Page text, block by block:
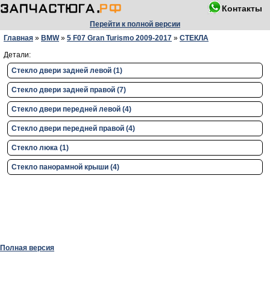
Контакты
Перейти к полной версии
Главная » BMW» 5 F07 Gran Turismo 2009-2017 » СТЕКЛА
Детали:
Стекло двери задней левой (1)
Стекло двери задней правой (7)
Стекло двери передней левой (4)
Стекло двери передней правой (4)
Стекло люка (1)
Стекло панорамной крыши (4)
Полная версия